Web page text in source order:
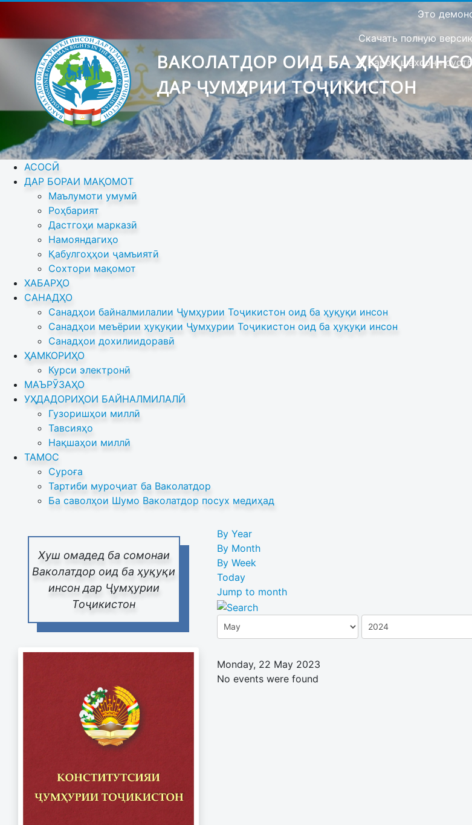
Это
Скачать полную
Барои шахсони
ВАКОЛАТДОР ОИД БА ҲУҚУҚИ
ДАР ҶУМҲУРИИ ТОҶИКИСТОН
АСОСӢ
ДАР БОРАИ МАҚОМОТ
Маълумоти умумӣ
Роҳбарият
Дастгоҳи марказӣ
Намояндагиҳо
Қабулгоҳҳои ҷамъиятӣ
Сохтори мақомот
ХАБАРҲО
САНАДҲО
Санадҳои байналмилалии Ҷумҳурии Тоҷикистон оид ба ҳуқуқи инсон
Санадҳои меъёрии ҳуқуқии Ҷумҳурии Тоҷикистон оид ба ҳуқуқи инсон
Санадҳои дохилиидоравӣ
ҲАМКОРИҲО
Курси электронӣ
МАЪРӮЗАҲО
УҲДАДОРИҲОИ БАЙНАЛМИЛАЛӢ
Гузоришҳои миллӣ
Тавсияҳо
Нақшаҳои миллӣ
ТАМОС
Суроға
Тартиби муроҷиат ба Ваколатдор
Ба саволҳои Шумо Ваколатдор посух медиҳад
Хуш омадед ба сомонаи
Ваколатдор оид ба ҳуқуқи
инсон дар Ҷумҳурии
Тоҷикистон
By Year
By Month
By Week
Today
Jump to month
Monday, 22 May 2023
No events were found